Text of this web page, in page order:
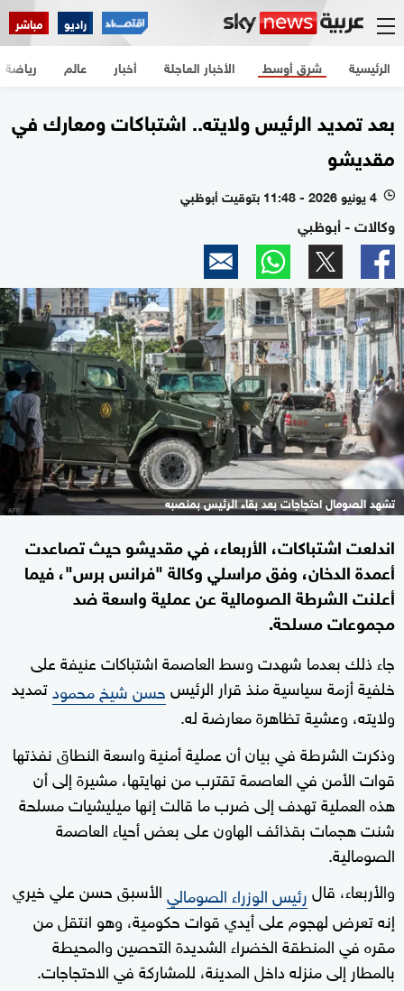
راديو مباشر
الرئيسية الأخبار العاجلة أخبار شرق أوسط عالم رياضة
بعد تمديد الرئيس ولايته.. اشتباكات ومعارك في
مقديشو
l 4 يونيو 2026 - 11:48 بتوقيت أبوظبي
وكالات - أبوظبي
تشهد الصومال احتجاجات بعد بقاء الرئيس بمنصبه
اندلعت اشتباكات، الأربعاء، في مقديشو حيث تصاعدت
أعمدة الدخان، وفق مراسلي وكالة "فرانس برس"، فيما
أعلنت الشرطة الصومالية عن عملية واسعة ضد
مجموعات مسلحة.
جاء ذلك بعدما شهدت وسط العاصمة اشتباكات عنيفة على
خلفية أزمة سياسية منذ قرار الرئيسحسن شيخ محمودتمديد
ولايته، وعشية تظاهرة معارضة له.
وذكرت الشرطة في بيان أن عملية أمنية واسعة النطاق نفذتها
قوات الأمن في العاصمة تقترب من نهايتها، مشيرة إلى أن
هذه العملية تهدف إلى ضرب ما قالت إنها ميليشيات مسلحة
شنت هجمات بقذائف الهاون على بعض أحياء العاصمة
الصومالية.
والأربعاء، قالرئيس الوزراء الصوماليالأسبق حسن علي خيري
إنه تعرض لهجوم على أيدي قوات حكومية، وهو انتقل من
مقره في المنطقة الخضراء الشديدة التحصين والمحيطة
بالمطار إلى منزله داخل المدينة، للمشاركة في الاحتجاجات.